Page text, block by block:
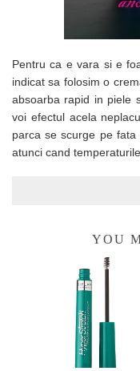
Pentru ca e vara si e
indicat sa folosim o
absoarba rapid in piele
voi efectul acela
parca se scurge pe fata
atunci cand
YOU